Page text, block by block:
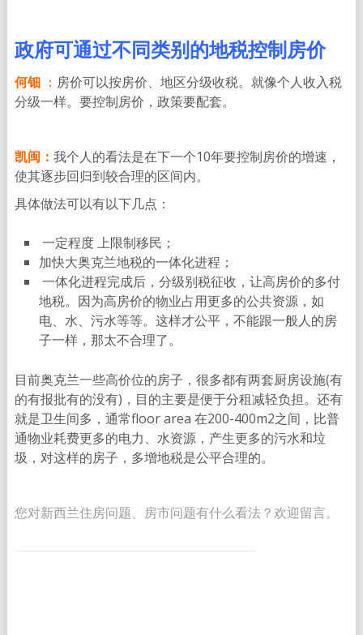
政府可通过不同类别的地税控制房价
何钿： 房价可以按房价、地区分级收税。就像个人收入税
分级一样。要控制房价，政策要配套。
凯闽： 我个人的看法是在下一个10年要控制房价的增速，
使其逐步回归到较合理的区间内。
具体做法可以有以下几点：
一定程度 上限制移民；
加快大奥克兰地税的一体化进程；
一体化进程完成后，分级别税征收，让高房价的多付
地税。因为高房价的物业占用更多的公共资源，如
电、水、污水等等。这样才公平，不能跟一般人的房
子一样，那太不合理了。
目前奥克兰一些高价位的房子，很多都有两套厨房设施(有
的有报批有的没有)，目的主要是便于分租减轻负担。还有
就是卫生间多，通常floor area 在200-400m2之间，比普
通物业耗费更多的电力、水资源，产生更多的污水和垃
圾，对这样的房子，多增地税是公平合理的。
您对新西兰住房问题、房市问题有什么看法？欢迎留言。